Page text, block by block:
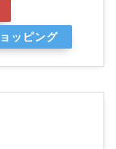
ッピング